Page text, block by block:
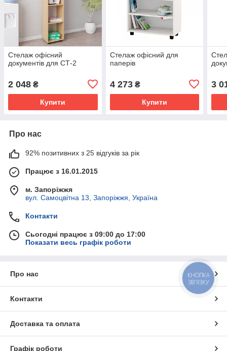
Стелаж офісний
документів для СТ-2
2 048 ₴
Купити
Стелаж офісний для
паперів
4 273₴
Купити
3
Про нас
92% позитивних з 25 відгуків за рік
Працює з 16.01.2015
м. Запоріжжя
вул. Самоцвітна 13, Запоріжжя, Україна
Контакти
Сьогодні працює з 09:00 до 17:00
Показати весь графік роботи
Про нас
Контакти
Доставка та оплата
Графік роботи
КНОПКА
ЗВ'ЯЗКУ